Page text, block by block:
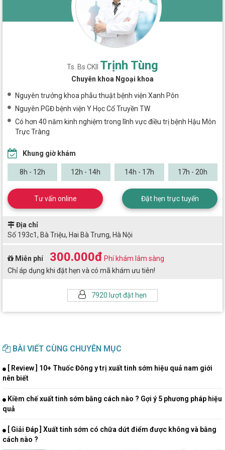
Ts. Bs CKII Trịnh Tùng
Chuyên khoa Ngoại khoa
Nguyên trưởng khoa phẫu thuật bệnh viện Xanh Pôn
Nguyên PGĐ bệnh viện Y Học Cổ Truyền TW
Có hơn 40 năm kinh nghiệm trong lĩnh vực điều trị bệnh Hậu Môn
Trực Tràng
7920 lượt đặt hẹn
Khung giờ khám
8h - 12h 12h - 14h 14h - 17h 17h - 20h
Tư vấn online Đặt hẹn trực tuyến
Địa chỉ
Số 193c1, Bà Triệu, Hai Bà Trưng, Hà Nội
Miễn phí 300.000đ Phí khám lâm sàng
Chỉ áp dụng khi đặt hẹn và có mã khám ưu tiên!
BÀI VIẾT CÙNG CHUYÊN MỤC
[ Review ] 10+ Thuốc Đông y trị xuất tinh sớm hiệu quả nam giới
nên biết
Kiềm chế xuất tinh sớm bằng cách nào ? Gợi ý 5 phương pháp hiệu
quả
[ Giải Đáp ] Xuất tinh sớm có chữa dứt điểm được không và bằng
cách nào ?